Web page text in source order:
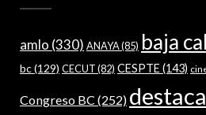
amlo (330) ANAYA(85) baja
bc(129) CECUT(82) CESPTE (143)
Congreso BC (252)